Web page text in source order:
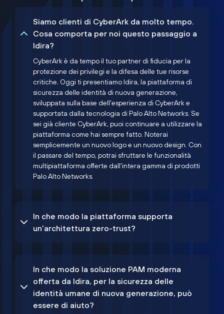
Siamo clienti di CyberArk da molto tempo.
Cosa comporta per noi questo passaggio a
Idira?
CyberArk è da tempo il tuo partner di fiducia per la
protezione dei privilegi e la difesa delle tue risorse
critiche. Oggi ti presentiamo Idira, la piattaforma di
sicurezza delle identità di nuova generazione,
sviluppata sulla base dell'esperienza di CyberArk e
supportata dalla tecnologia di Palo Alto Networks. Se
sei già cliente CyberArk, puoi continuare a utilizzare la
piattaforma come hai sempre fatto. Noterai
semplicemente un nuovo logo e un nuovo design. Con
il passare del tempo, potrai sfruttare le funzionalità
multipiattaforma offerte dall'intera gamma di prodotti
Palo Alto Networks.
In che modo la piattaforma supporta
un'architettura zero-trust?
In che modo la soluzione PAM moderna
offerta da Idira, per la sicurezza delle
identità umane di nuova generazione, può
essere di aiuto?